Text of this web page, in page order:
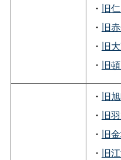
・ 旧
・ 旧
・ 旧
・ 旧
・ 旧
・ 旧
・ 旧
・ 旧